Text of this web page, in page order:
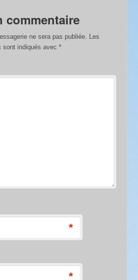
commentaire
ne sera pas publiée. Les
sont indiqués avec*
*
*